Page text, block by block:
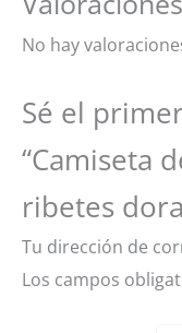
No hay
Sé el
“Camiseta
ribetes
Tu dirección de
Los campos